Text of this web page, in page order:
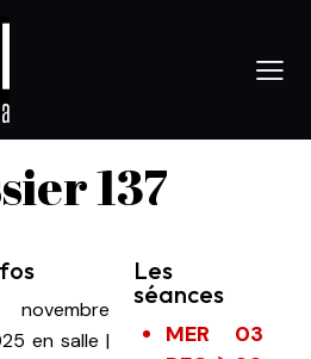
137
novembre
en salle |
Les
séances
MER 03